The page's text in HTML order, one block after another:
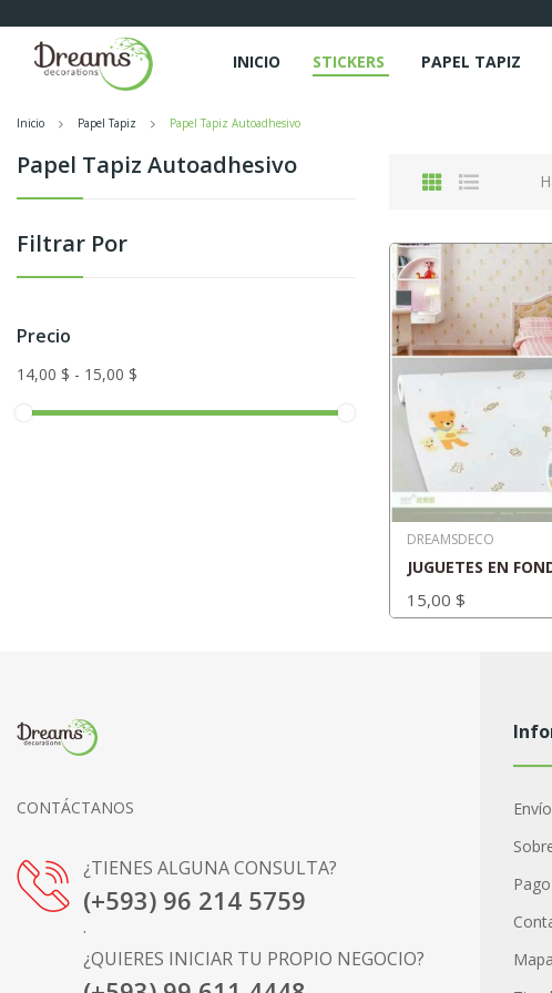
INICIO STICKERS PAPEL TAPIZ
Inicio Papel Tapiz Papel Tapiz Autoadhesivo
Papel Tapiz Autoadhesivo
Filtrar Por
Precio
14,00 $ - 15,00 $
DREAMSDECO
15,00 $
CONTÁCTANOS
¿TIENES ALGUNA CONSULTA?
(+593) 96 214 5759
.
¿QUIERES INICIAR TU PROPIO NEGOCIO?